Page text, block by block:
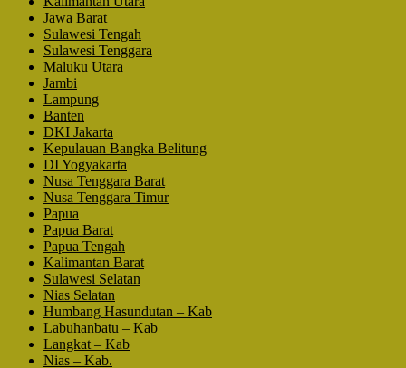
Jawa Barat
Sulawesi Tengah
Sulawesi Tenggara
Maluku Utara
Jambi
Lampung
Banten
DKI Jakarta
Kepulauan Bangka Belitung
DI Yogyakarta
Nusa Tenggara Barat
Nusa Tenggara Timur
Papua
Papua Barat
Papua Tengah
Kalimantan Barat
Sulawesi Selatan
Nias Selatan
Humbang Hasundutan – Kab
Labuhanbatu – Kab
Langkat – Kab
Nias – Kab.